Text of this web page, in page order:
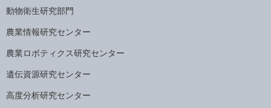
動物衛生研究部門
農業情報研究センター
農業ロボティクス研究センター
遺伝資源研究センター
高度分析研究センター